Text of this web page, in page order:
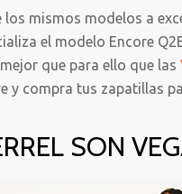
mismos modelos a
el modelo Encore
que para ello que las
y compra tus zapatillas
SON